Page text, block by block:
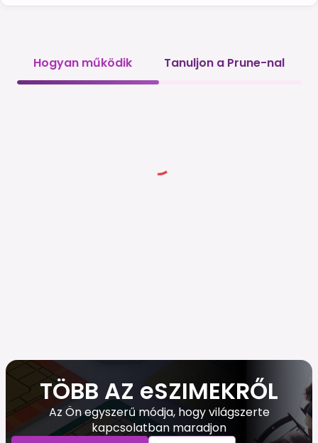
Hogyan működik Tanuljon a Prune-nal
TÖBB AZ eSZIMEKRŐL
Az Ön egyszerű módja, hogy világszerte
kapcsolatban maradjon